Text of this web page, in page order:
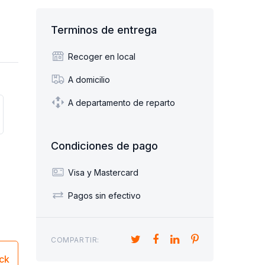
Terminos de entrega
Recoger en local
A domicilio
A departamento de reparto
Condiciones de pago
Visa y Mastercard
Pagos sin efectivo
COMPARTIR: